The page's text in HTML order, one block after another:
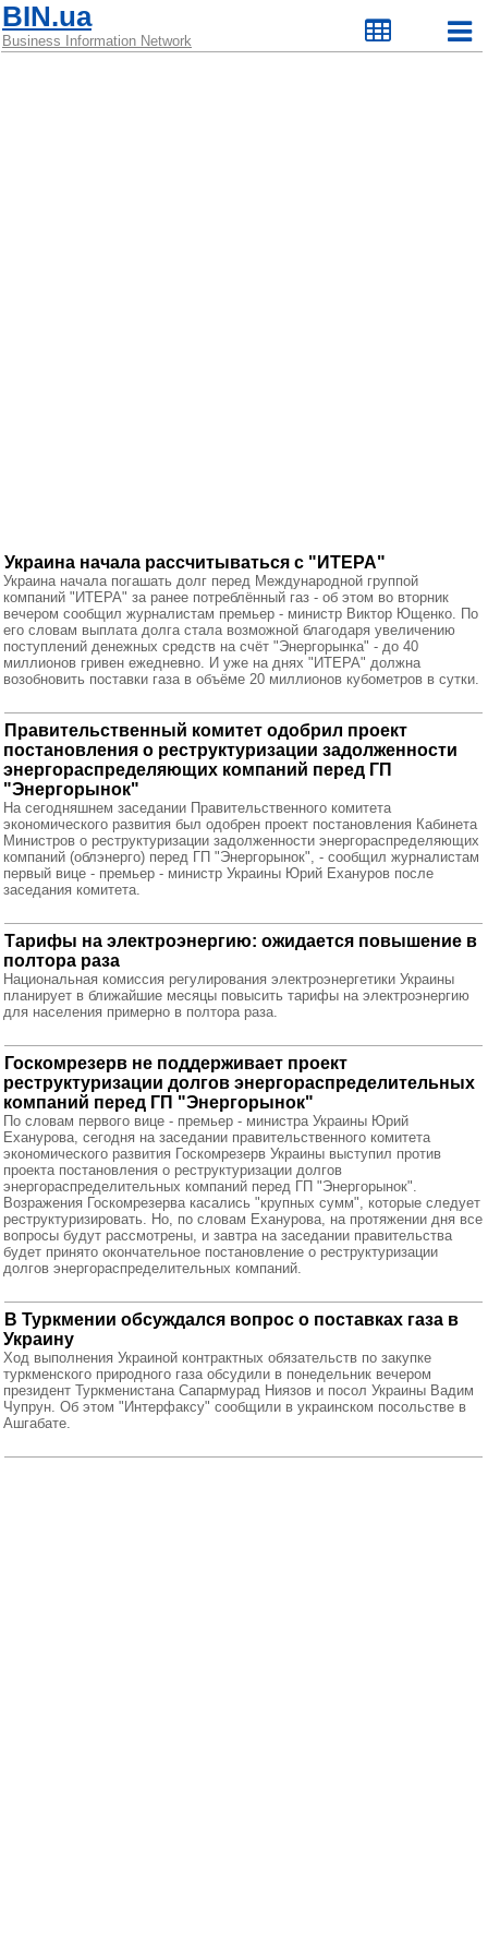
BIN.ua
Business Information Network
Украина начала рассчитываться с "ИТЕРА"
Украина начала погашать долг перед Международной группой
компаний "ИТЕРА" за ранее потреблённый газ - об этом во вторник
вечером сообщил журналистам премьер - министр Виктор Ющенко. По
его словам выплата долга стала возможной благодаря увеличению
поступлений денежных средств на счёт "Энергорынка" - до 40
миллионов гривен ежедневно. И уже на днях "ИТЕРА" должна
возобновить поставки газа в объёме 20 миллионов кубометров в сутки.
Правительственный комитет одобрил проект
постановления о реструктуризации задолженности
энергораспределяющих компаний перед ГП
"Энергорынок"
На сегодняшнем заседании Правительственного комитета
экономического развития был одобрен проект постановления Кабинета
Министров о реструктуризации задолженности энергораспределяющих
компаний (облэнерго) перед ГП "Энергорынок", - сообщил журналистам
первый вице - премьер - министр Украины Юрий Ехануров после
заседания комитета.
Тарифы на электроэнергию: ожидается повышение в
полтора раза
Национальная комиссия регулирования электроэнергетики Украины
планирует в ближайшие месяцы повысить тарифы на электроэнергию
для населения примерно в полтора раза.
Госкомрезерв не поддерживает проект
реструктуризации долгов энергораспределительных
компаний перед ГП "Энергорынок"
По словам первого вице - премьер - министра Украины Юрий
Еханурова, сегодня на заседании правительственного комитета
экономического развития Госкомрезерв Украины выступил против
проекта постановления о реструктуризации долгов
энергораспределительных компаний перед ГП "Энергорынок".
Возражения Госкомрезерва касались "крупных сумм", которые следует
реструктуризировать. Но, по словам Еханурова, на протяжении дня все
вопросы будут рассмотрены, и завтра на заседании правительства
будет принято окончательное постановление о реструктуризации
долгов энергораспределительных компаний.
В Туркмении обсуждался вопрос о поставках газа в
Украину
Ход выполнения Украиной контрактных обязательств по закупке
туркменского природного газа обсудили в понедельник вечером
президент Туркменистана Сапармурад Ниязов и посол Украины Вадим
Чупрун. Об этом "Интерфаксу" сообщили в украинском посольстве в
Ашгабате.